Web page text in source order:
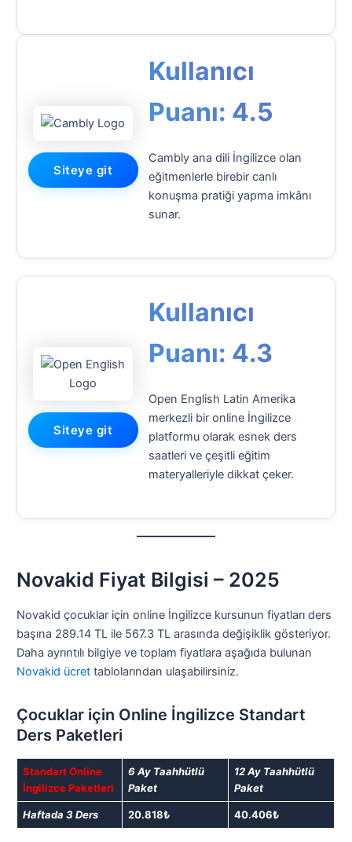
Siteye git
Kullanıcı
Puanı: 4.5
Cambly ana dili İngilizce olan
eğitmenlerle birebir canlı
konuşma pratiği yapma imkânı
sunar.
Siteye git
Kullanıcı
Puanı: 4.3
Open English Latin Amerika
merkezli bir online İngilizce
platformu olarak esnek ders
saatleri ve çeşitli eğitim
materyalleriyle dikkat çeker.
Novakid Fiyat Bilgisi – 2025
Novakid çocuklar için online İngilizce kursunun fiyatları ders
başına 289.14 TL ile 567.3 TL arasında değişiklik gösteriyor.
Daha ayrıntılı bilgiye ve toplam fiyatlara aşağıda bulunan
Novakid ücret tablolarından ulaşabilirsiniz.
Çocuklar için Online İngilizce Standart
Ders Paketleri
Standart Online
İngilizce Paketleri
6 Ay Taahhütlü
Paket
12 Ay Taahhütlü
Paket
Haftada 3 Ders 20.818₺ 40.406₺